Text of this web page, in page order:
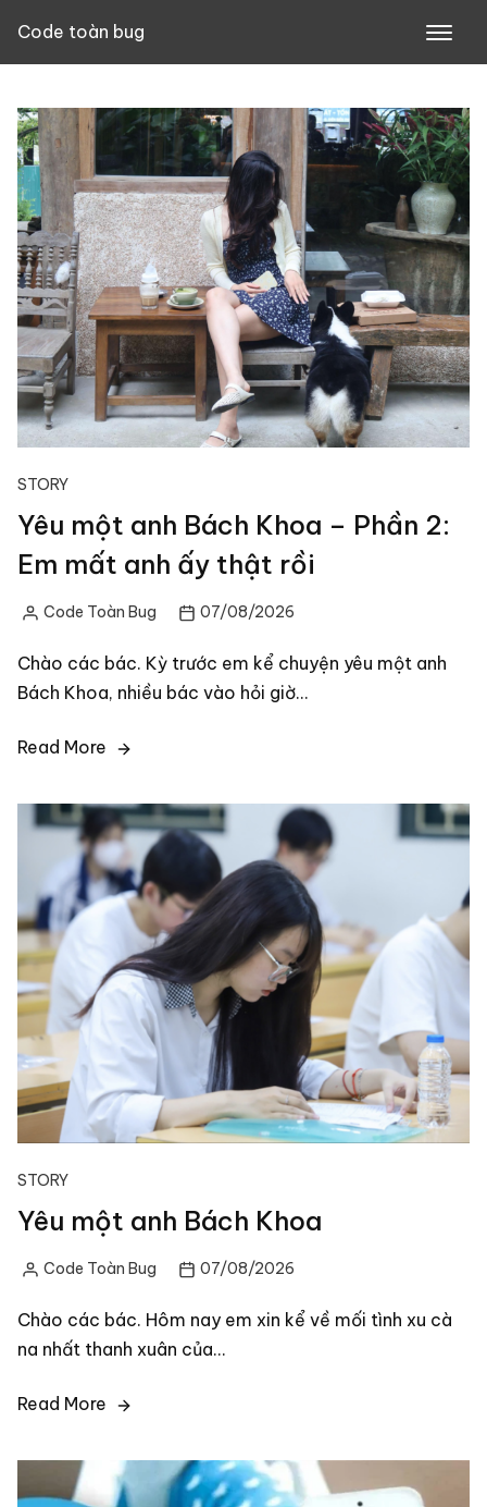
content
Code toàn bug
STORY
Yêu một anh Bách Khoa – Phần 2:
Em mất anh ấy thật rồi
PostedCode Toàn Bug 07/08/2026
Chào các bác. Kỳ trước em kể chuyện yêu một anh
Bách Khoa, nhiều bác vào hỏi giờ…
Read More
STORY
Yêu một anh Bách Khoa
PostedCode Toàn Bug 07/08/2026
Chào các bác. Hôm nay em xin kể về mối tình xu cà
na nhất thanh xuân của…
Read More